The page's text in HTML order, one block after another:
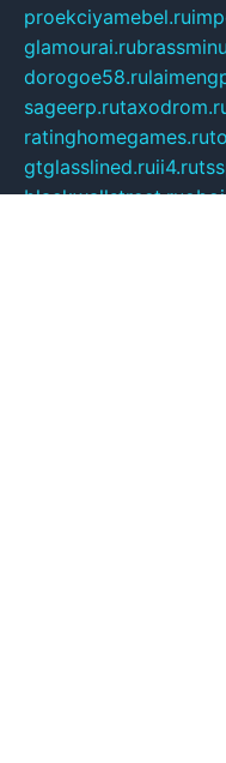
proekciyamebel.ru
glamourai.ru
dorogoe58.ru
sageerp.ru
ratinghomegames.ru
gtglasslined.ruii4.ru
blackwallstreet.ru